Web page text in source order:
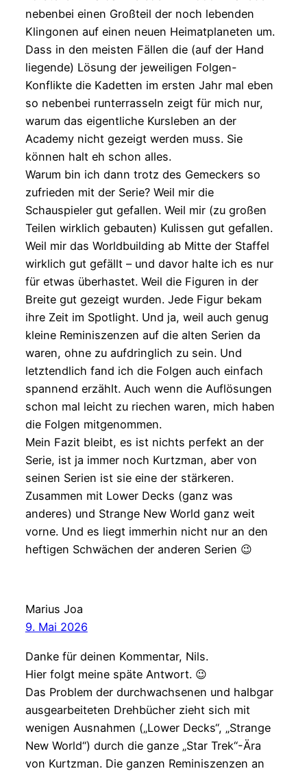
nebenbei einen Großteil der noch lebenden
Klingonen auf einen neuen Heimatplaneten um.
Dass in den meisten Fällen die (auf der Hand
liegende) Lösung der jeweiligen Folgen-
Konflikte die Kadetten im ersten Jahr mal eben
so nebenbei runterrasseln zeigt für mich nur,
warum das eigentliche Kursleben an der
Academy nicht gezeigt werden muss. Sie
können halt eh schon alles.
Warum bin ich dann trotz des Gemeckers so
zufrieden mit der Serie? Weil mir die
Schauspieler gut gefallen. Weil mir (zu großen
Teilen wirklich gebauten) Kulissen gut gefallen.
Weil mir das Worldbuilding ab Mitte der Staffel
wirklich gut gefällt – und davor halte ich es nur
für etwas überhastet. Weil die Figuren in der
Breite gut gezeigt wurden. Jede Figur bekam
ihre Zeit im Spotlight. Und ja, weil auch genug
kleine Reminiszenzen auf die alten Serien da
waren, ohne zu aufdringlich zu sein. Und
letztendlich fand ich die Folgen auch einfach
spannend erzählt. Auch wenn die Auflösungen
schon mal leicht zu riechen waren, mich haben
die Folgen mitgenommen.
Mein Fazit bleibt, es ist nichts perfekt an der
Serie, ist ja immer noch Kurtzman, aber von
seinen Serien ist sie eine der stärkeren.
Zusammen mit Lower Decks (ganz was
anderes) und Strange New World ganz weit
vorne. Und es liegt immerhin nicht nur an den
heftigen Schwächen der anderen Serien 😉
Marius Joa
9. Mai 2026
Danke für deinen Kommentar, Nils.
Hier folgt meine späte Antwort. 😉
Das Problem der durchwachsenen und halbgar
ausgearbeiteten Drehbücher zieht sich mit
wenigen Ausnahmen („Lower Decks“, „Strange
New World“) durch die ganze „Star Trek“-Ära
von Kurtzman. Die ganzen Reminiszenzen an